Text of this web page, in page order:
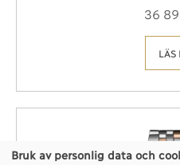
36
LÄS
Bruk av personlig data och